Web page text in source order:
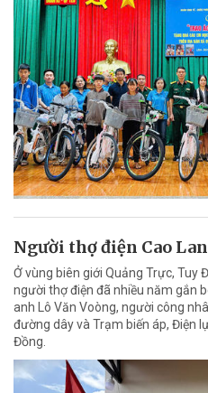
Người thợ điện Cao
Ở vùng biên giới Quảng Trực, Tuy
người thợ điện đã nhiều năm gắn
anh Lô Văn Voòng, người công
đường dây và Trạm biến áp, Điện
Đồng.